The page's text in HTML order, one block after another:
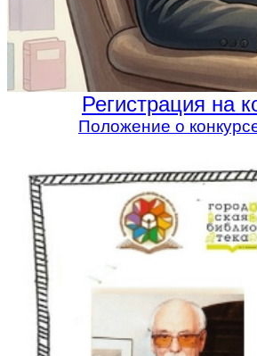
Регистрация на
Положение о